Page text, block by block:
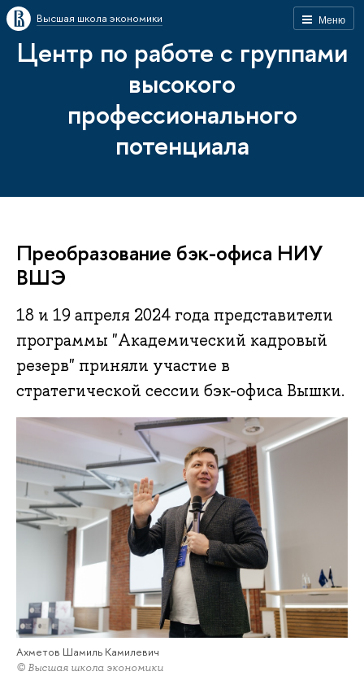
Меню
Высшая школа экономики
Центр по работе с группами
высокого
профессионального
потенциала
Преобразование бэк-офиса НИУ
ВШЭ
18 и 19 апреля 2024 года представители
программы "Академический кадровый
резерв" приняли участие в
стратегической сессии бэк-офиса Вышки.
Ахметов Шамиль Камилевич
© Высшая школа экономики